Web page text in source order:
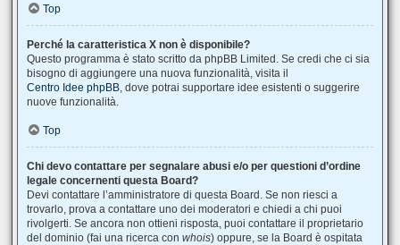
Top
Perché la caratteristica X non è disponibile?
Questo programma è stato scritto da phpBB Limited. Se credi che ci sia
bisogno di aggiungere una nuova funzionalità, visita il
Centro Idee phpBB, dove potrai supportare idee esistenti o suggerire
nuove funzionalità.
Top
Chi devo contattare per segnalare abusi e/o per questioni d’ordine
legale concernenti questa Board?
Devi contattare l’amministratore di questa Board. Se non riesci a
trovarlo, prova a contattare uno dei moderatori e chiedi a chi puoi
rivolgerti. Se ancora non ottieni risposta, puoi contattare il proprietario
del dominio (fai una ricerca con whois) oppure, se la Board è ospitata